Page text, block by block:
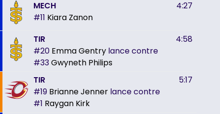
MECH
#11 Kiara Zanon
4:27
TIR
#20 Emma Gentry lance contre
#33Gwyneth Philips
4:58
TIR
#19 Brianne Jenner lance contre
#1 Raygan Kirk
5:17